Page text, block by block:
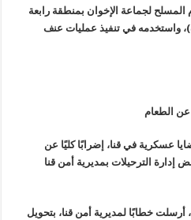
المسلح لجماعة الإخوان بمنطقة رابعة
واستخدمه في تنفيذ عمليات عنف
عن الطعام
قضايا عسكرية في قنا، إضرابًا كليًا عن
إدارة الترحيلات بمديرية أمن قنا
خطابًا لمديرية أمن قنا، بتحويل